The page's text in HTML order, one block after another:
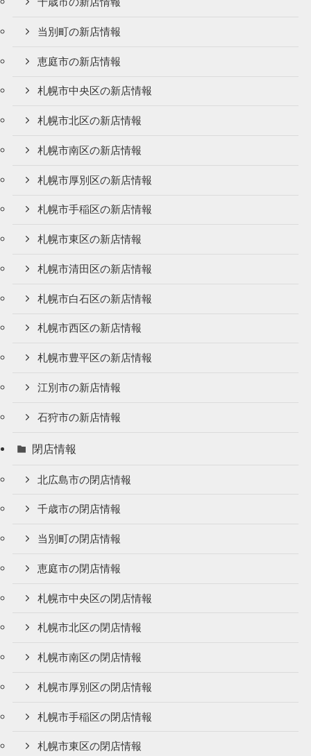
当別町の新店情報
恵庭市の新店情報
札幌市中央区の新店情報
札幌市北区の新店情報
札幌市南区の新店情報
札幌市厚別区の新店情報
札幌市手稲区の新店情報
札幌市東区の新店情報
札幌市清田区の新店情報
札幌市白石区の新店情報
札幌市西区の新店情報
札幌市豊平区の新店情報
江別市の新店情報
石狩市の新店情報
閉店情報
北広島市の閉店情報
千歳市の閉店情報
当別町の閉店情報
恵庭市の閉店情報
札幌市中央区の閉店情報
札幌市北区の閉店情報
札幌市南区の閉店情報
札幌市厚別区の閉店情報
札幌市手稲区の閉店情報
札幌市東区の閉店情報